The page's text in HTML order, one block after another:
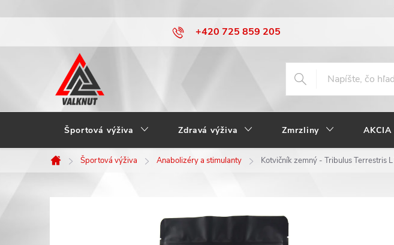
+420 725 859 205
Športová výživa Zdravá výživa Zmrzliny AKCIA
Domov
Športová výživa Anabolizéry a stimulanty Kotvičník zemný - Tribulus Terrestris